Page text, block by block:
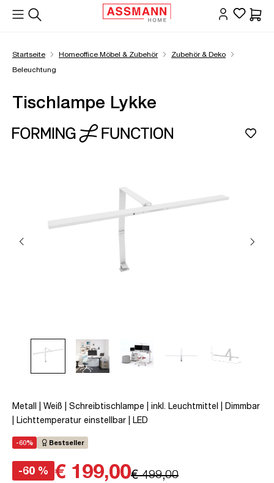
springen
Startseite Homeoffice Möbel & Zubehör
Zubehör & Deko
Beleuchtung
Tischlampe Lykke
Metall | Weiß | Schreibtischlampe | inkl. Leuchtmittel | Dimmbar
| Lichttemperatur einstellbar | LED
-60% Bestseller
-60 % € 199,00€ 499,00